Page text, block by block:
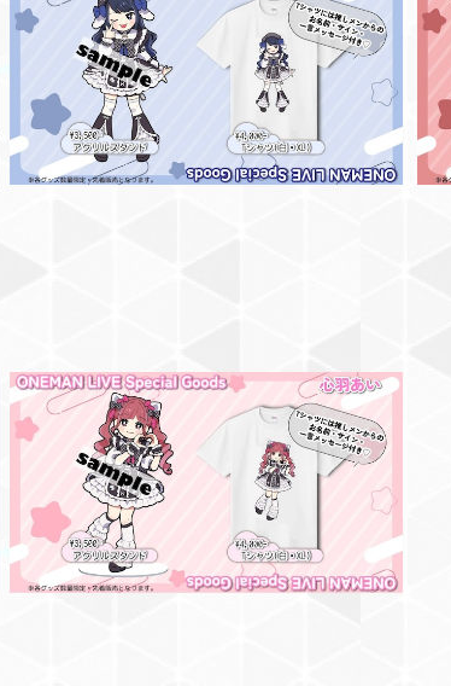
【藍乃つみれ】アクリルスタンド【2/24恵比寿
LIQUIDROOM ワンマングッズ】
【心羽あい】アクリルスタンド【2/24恵比寿LI
QUIDROOM ワンマングッズ】